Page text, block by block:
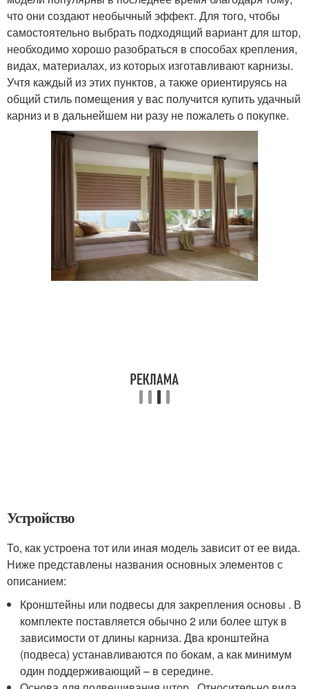
что они создают необычный эффект. Для того, чтобы
самостоятельно выбрать подходящий вариант для штор,
необходимо хорошо разобраться в способах крепления,
видах, материалах, из которых изготавливают карнизы.
Учтя каждый из этих пунктов, а также ориентируясь на
общий стиль помещения у вас получится купить удачный
карниз и в дальнейшем ни разу не пожалеть о покупке.
Устройство
То, как устроена тот или иная модель зависит от ее вида.
Ниже представлены названия основных элементов с
описанием:
Кронштейны или подвесы для закрепления основы . В
комплекте поставляется обычно 2 или более штук в
зависимости от длины карниза. Два кронштейна
(подвеса) устанавливаются по бокам, а как минимум
один поддерживающий – в середине.